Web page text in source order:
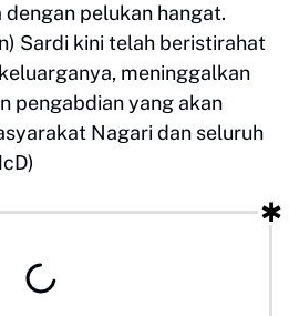
pelukan hangat.
Sardi kini telah beristirahat
meninggalkan
pengabdian yang akan
Nagari dan seluruh